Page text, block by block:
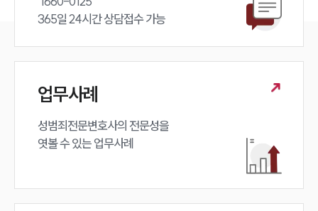
365일 24시간 상담접수 가능
업무사례
성범죄전문변호사의 전문성을
엿볼 수 있는 업무사례